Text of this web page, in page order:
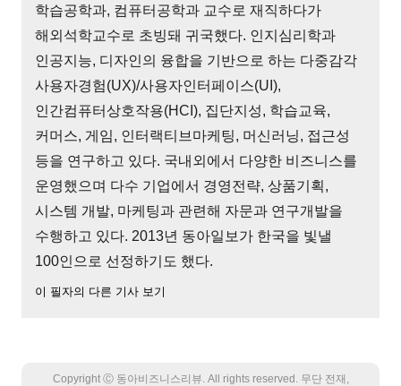
학습공학과, 컴퓨터공학과 교수로 재직하다가
해외석학교수로 초빙돼 귀국했다. 인지심리학과
인공지능, 디자인의 융합을 기반으로 하는 다중감각
사용자경험(UX)/사용자인터페이스(UI),
인간컴퓨터상호작용(HCI), 집단지성, 학습교육,
커머스, 게임, 인터랙티브마케팅, 머신러닝, 접근성
등을 연구하고 있다. 국내외에서 다양한 비즈니스를
운영했으며 다수 기업에서 경영전략, 상품기획,
시스템 개발, 마케팅과 관련해 자문과 연구개발을
수행하고 있다. 2013년 동아일보가 한국을 빛낼
100인으로 선정하기도 했다.
이 필자의 다른 기사 보기
Copyright Ⓒ 동아비즈니스리뷰. All rights reserved. 무단 전재,